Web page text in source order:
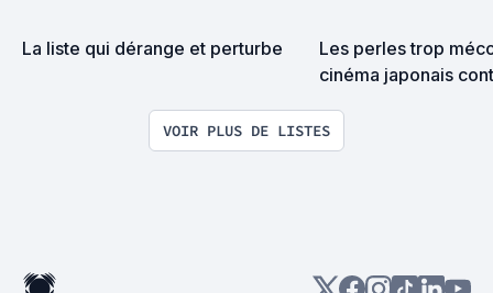
La liste qui dérange et perturbe
Les perles trop
cinéma japonais
VOIR PLUS DE LISTES